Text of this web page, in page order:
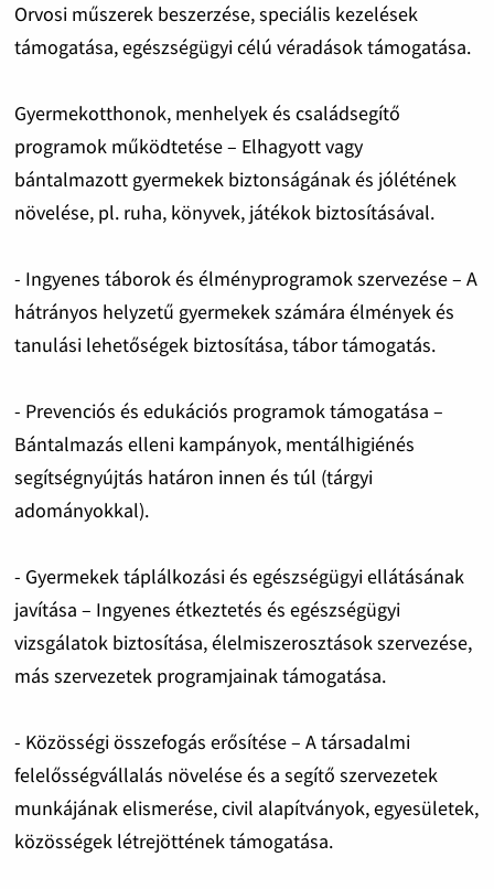
Orvosi műszerek beszerzése, speciális kezelések
támogatása, egészségügyi célú véradások támogatása.
Gyermekotthonok, menhelyek és családsegítő
programok működtetése – Elhagyott vagy
bántalmazott gyermekek biztonságának és jólétének
növelése, pl. ruha, könyvek, játékok biztosításával.
- Ingyenes táborok és élményprogramok szervezése – A
hátrányos helyzetű gyermekek számára élmények és
tanulási lehetőségek biztosítása, tábor támogatás.
- Prevenciós és edukációs programok támogatása –
Bántalmazás elleni kampányok, mentálhigiénés
segítségnyújtás határon innen és túl (tárgyi
adományokkal).
- Gyermekek táplálkozási és egészségügyi ellátásának
javítása – Ingyenes étkeztetés és egészségügyi
vizsgálatok biztosítása, élelmiszerosztások szervezése,
más szervezetek programjainak támogatása.
- Közösségi összefogás erősítése – A társadalmi
felelősségvállalás növelése és a segítő szervezetek
munkájának elismerése, civil alapítványok, egyesületek,
közösségek létrejöttének támogatása.